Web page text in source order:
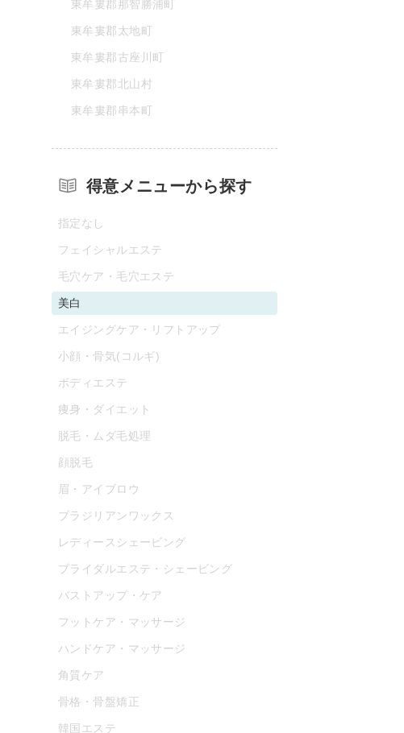
東牟婁郡那智勝浦町
東牟婁郡太地町
東牟婁郡古座川町
東牟婁郡北山村
東牟婁郡串本町
得意メニューから探す
指定なし
フェイシャルエステ
毛穴ケア・毛穴エステ
美白
エイジングケア・リフトアップ
小顔・骨気(コルギ)
ボディエステ
痩身・ダイエット
脱毛・ムダ毛処理
顔脱毛
眉・アイブロウ
ブラジリアンワックス
レディースシェービング
ブライダルエステ・シェービング
バストアップ・ケア
フットケア・マッサージ
ハンドケア・マッサージ
角質ケア
骨格・骨盤矯正
韓国エステ